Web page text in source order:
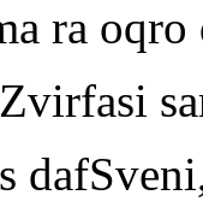
ra oqro